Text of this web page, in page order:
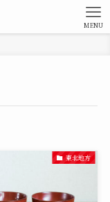
MENU
東北地方